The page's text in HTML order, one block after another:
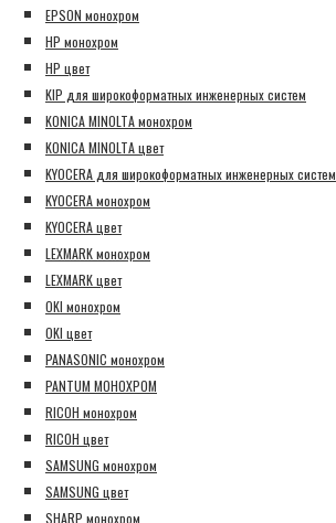
EPSON монохром
HP монохром
HP цвет
KIP для широкоформатных инженерных систем
KONICA MINOLTA монохром
KONICA MINOLTA цвет
KYOCERA для широкоформатных инженерных систем
KYOCERA монохром
KYOCERA цвет
LEXMARK монохром
LEXMARK цвет
OKI монохром
OKI цвет
PANASONIC монохром
PANTUM МОНОХРОМ
RICOH монохром
RICOH цвет
SAMSUNG монохром
SAMSUNG цвет
SHARP монохром